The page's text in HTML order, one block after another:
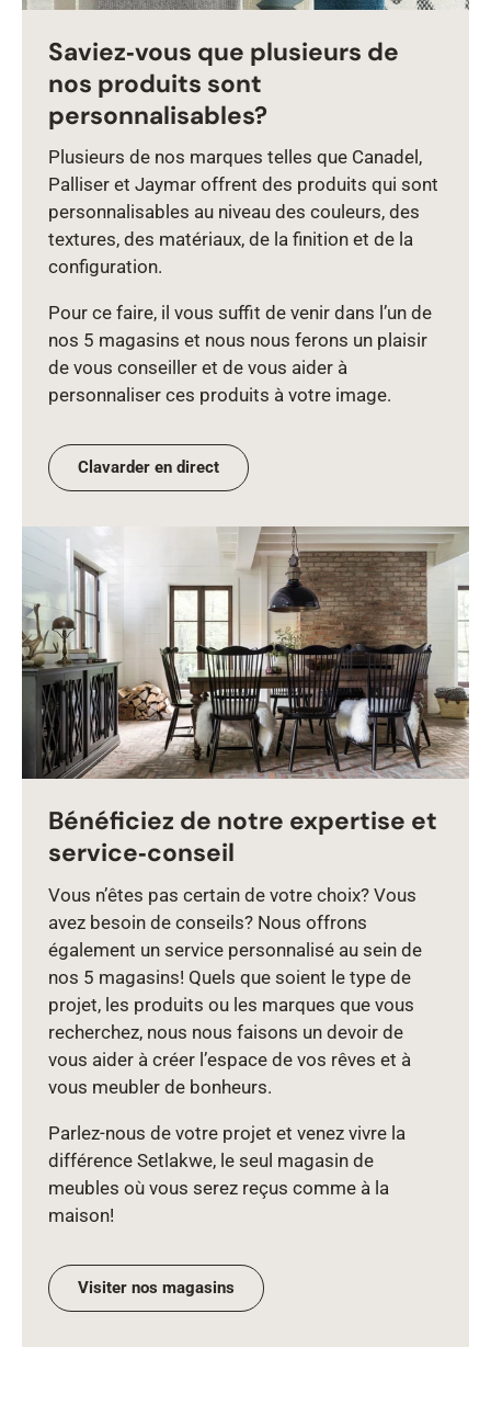
Saviez‑vous que plusieurs de
nos produits sont
personnalisables?
Plusieurs de nos marques telles que Canadel,
Palliser et Jaymar offrent des produits qui sont
personnalisables au niveau des couleurs, des
textures, des matériaux, de la finition et de la
configuration.
Pour ce faire, il vous suffit de venir dans l’un de
nos 5 magasins et nous nous ferons un plaisir
de vous conseiller et de vous aider à
personnaliser ces produits à votre image.
Clavarder en direct
Bénéficiez de notre expertise et
service‑conseil
Vous n’êtes pas certain de votre choix? Vous
avez besoin de conseils? Nous offrons
également un service personnalisé au sein de
nos 5 magasins! Quels que soient le type de
projet, les produits ou les marques que vous
recherchez, nous nous faisons un devoir de
vous aider à créer l’espace de vos rêves et à
vous meubler de bonheurs.
Parlez‑nous de votre projet et venez vivre la
différence Setlakwe, le seul magasin de
meubles où vous serez reçus comme à la
maison!
Visiter nos magasins